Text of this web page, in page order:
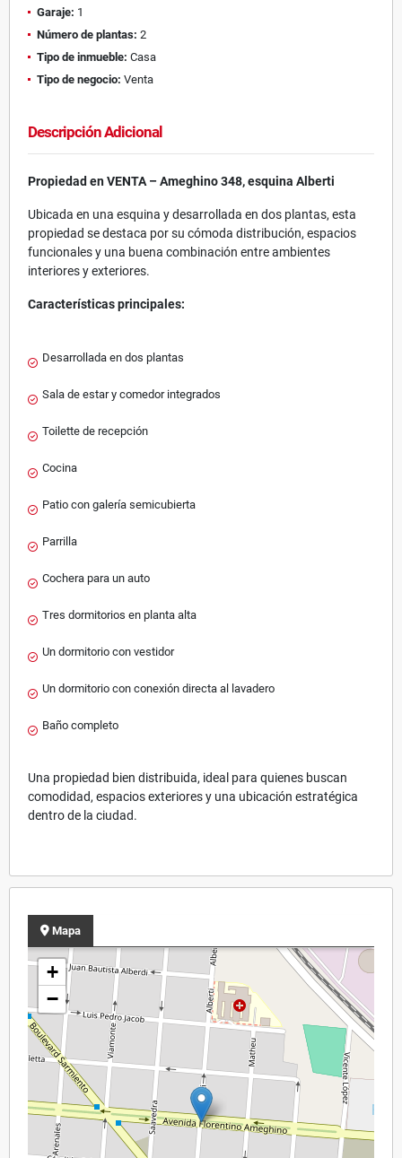
Garaje: 1
Número de plantas: 2
Tipo de inmueble: Casa
Tipo de negocio: Venta
Descripción Adicional
Propiedad en VENTA – Ameghino 348, esquina Alberti
Ubicada en una esquina y desarrollada en dos plantas, esta
propiedad se destaca por su cómoda distribución, espacios
funcionales y una buena combinación entre ambientes
interiores y exteriores.
Características principales:
Desarrollada en dos plantas
Sala de estar y comedor integrados
Toilette de recepción
Cocina
Patio con galería semicubierta
Parrilla
Cochera para un auto
Tres dormitorios en planta alta
Un dormitorio con vestidor
Un dormitorio con conexión directa al lavadero
Baño completo
Una propiedad bien distribuida, ideal para quienes buscan
comodidad, espacios exteriores y una ubicación estratégica
dentro de la ciudad.
Mapa
+
−